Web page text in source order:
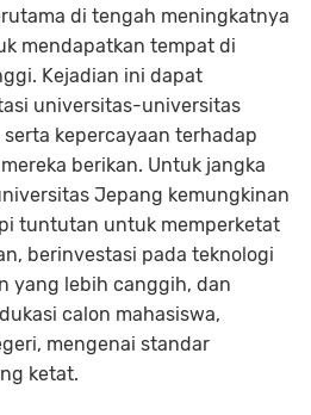
di tengah meningkatnya
mendapatkan tempat di
Kejadian ini dapat
universitas-universitas
kepercayaan terhadap
berikan. Untuk jangka
Jepang kemungkinan
tuntutan untuk memperketat
berinvestasi pada teknologi
yang lebih canggih, dan
calon mahasiswa,
mengenai standar
ketat.